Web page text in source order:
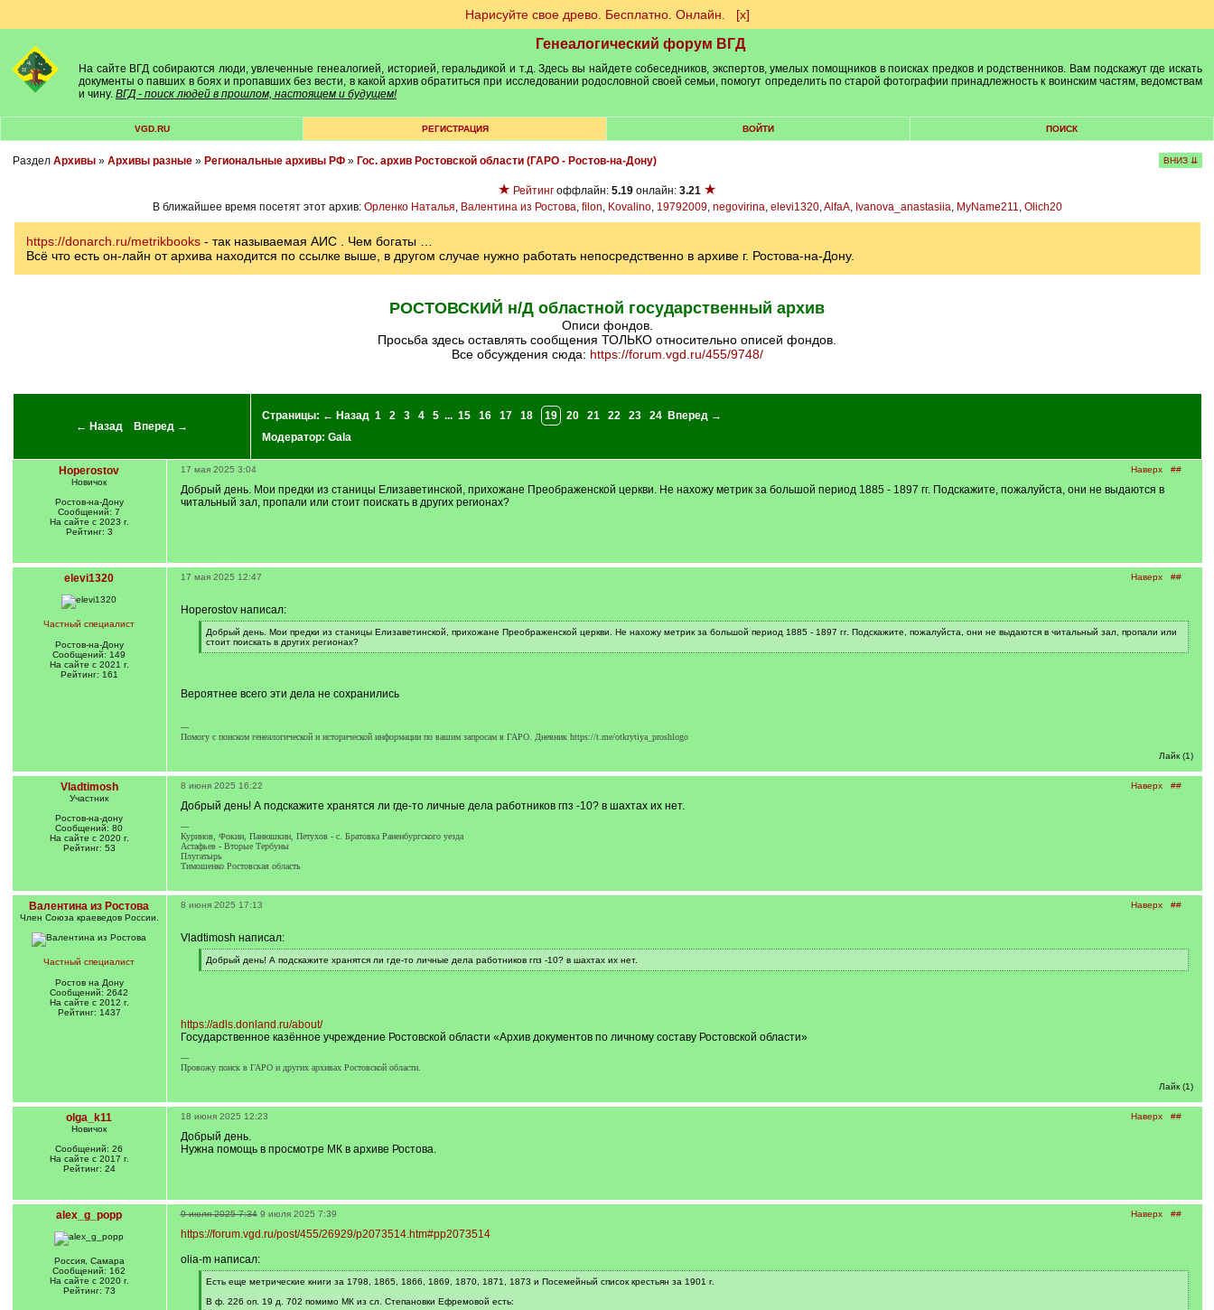
Нарисуйте свое древо. Бесплатно. Онлайн. [х]
Генеалогический форум ВГД
На сайте ВГД собираются люди, увлеченные генеалогией, историей, геральдикой и т.д. Здесь вы найдете собеседников, экспертов, умелых помощников в поисках предков и родственников. Вам подскажут где искать
документы о павших в боях и пропавших без вести, в какой архив обратиться при исследовании родословной своей семьи, помогут определить по старой фотографии принадлежность к воинским частям, ведомствам
и чину. ВГД - поиск людей в прошлом, настоящем и будущем!
VGD.RU РЕГИСТРАЦИЯ ВОЙТИ ПОИСК
Раздел Архивы» Архивы разные» Региональные архивы РФ» Гос. архив Ростовской области (ГАРО - Ростов-на-Дону) ВНИЗ ⇊
★ Рейтинг оффлайн: 5.19 онлайн: 3.21 ★
В ближайшее время посетят этот архив: Орленко Наталья, Валентина из Ростова, filon, Kovalino, 19792009, negovirina, elevi1320,AlfaA, Ivanova_anastasiia, MyName211, Olich20
https://donarch.ru/metrikbooks- так называемая АИС . Чем богаты …
Всё что есть он-лайн от архива находится по ссылке выше, в другом случае нужно работать непосредственно в архиве г. Ростова-на-Дону.
РОСТОВСКИЙ н/Д областной государственный архив
Описи фондов.
Просьба здесь оставлять сообщения ТОЛЬКО относительно описей фондов.
Все обсуждения сюда: https://forum.vgd.ru/455/9748/
← Назад Вперед →
Страницы: ← Назад 1 2 3 4 5 ... 15 16 17 18 19 20 21 22 23 24
Вперед →
Модератор: Gala
Hoperostov
Новичок
Ростов-на-Дону
Сообщений: 7
На сайте с 2023 г.
Рейтинг: 3
Наверх ##
17 мая 2025 3:04
Добрый день. Мои предки из станицы Елизаветинской, прихожане Преображенской церкви. Не нахожу метрик за большой период 1885 - 1897 гг. Подскажите, пожалуйста, они не выдаются в
читальный зал, пропали или стоит поискать в других регионах?
elevi1320
Частный специалист
Ростов-на-Дону
Сообщений: 149
На сайте с 2021 г.
Рейтинг: 161
Наверх ##
17 мая 2025 12:47
Hoperostov написал:
[
q
]
Добрый день. Мои предки из станицы Елизаветинской, прихожане Преображенской церкви. Не нахожу метрик за большой период 1885 - 1897 гг. Подскажите, пожалуйста, они не выдаются в читальный зал, пропали или
стоит поискать в других регионах?
[
Вероятнее всего эти дела не сохранились
---
Помогу с поиском генеалогической и исторической информации по вашим запросам в ГАРО. Дневник https://t.me/otkrytiya_proshlogo
Лайк (1)
Vladtimosh
Участник
Ростов-на-дону
Сообщений: 80
На сайте с 2020 г.
Рейтинг: 53
Наверх ##
8 июня 2025 16:22
Добрый день! А подскажите хранятся ли где-то личные дела работников гпз -10? в шахтах их нет.
---
Куринов, Фокин, Панюшкин, Петухов - с. Братовка Раненбургского уезда
Астафьев - Вторые Тербуны
Плугатырь
Тимошенко Ростовская область
Валентина из Ростова
Член Союза краеведов России.
Частный специалист
Ростов на Дону
Сообщений: 2642
На сайте с 2012 г.
Рейтинг: 1437
Наверх ##
8 июня 2025 17:13
Vladtimosh написал:
[
q
Добрый день! А подскажите хранятся ли где-то личные дела работников гпз -10? в шахтах их нет.
[
https://adls.donland.ru/about/
Государственное казённое учреждение Ростовской области «Архив документов по личному составу Ростовской области»
---
Провожу поиск в ГАРО и других архивах Ростовской области.
Лайк (1)
olga_k11
Новичок
Сообщений: 26
На сайте с 2017 г.
Рейтинг: 24
Наверх ##
18 июня 2025 12:23
Добрый день.
Нужна помощь в просмотре МК в архиве Ростова.
alex_g_popp
Россия, Самара
Сообщений: 162
На сайте с 2020 г.
Рейтинг: 73
Наверх ##
9 июля 2025 7:34 9 июля 2025 7:39
https://forum.vgd.ru/post/455/26929/p2073514.htm#pp2073514
olia-m написал:
[
]
Есть еще метрические книги за 1798, 1865, 1866, 1869, 1870, 1871, 1873 и Посемейный список крестьян за 1901 г.
В ф. 226 оп. 19 д. 702 помимо МК из сл. Степановки Ефремовой есть: